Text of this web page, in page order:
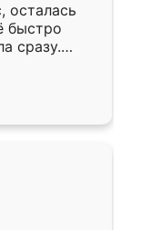
осталась
быстро
сразу.
к
Собрали
даже